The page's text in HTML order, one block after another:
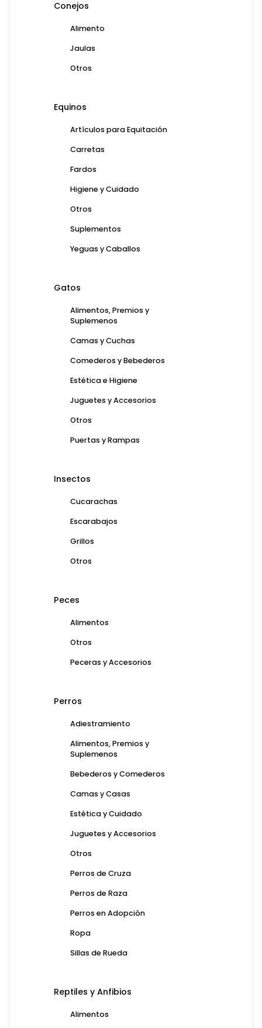
Conejos
Alimento
Jaulas
Otros
Equinos
Artículos para Equitación
Carretas
Fardos
Higiene y Cuidado
Otros
Suplementos
Yeguas y Caballos
Gatos
Alimentos, Premios y
Suplemenos
Camas y Cuchas
Comederos y Bebederos
Estética e Higiene
Juguetes y Accesorios
Otros
Puertas y Rampas
Insectos
Cucarachas
Escarabajos
Grillos
Otros
Peces
Alimentos
Otros
Peceras y Accesorios
Perros
Adiestramiento
Alimentos, Premios y
Suplemenos
Bebederos y Comederos
Camas y Casas
Estética y Cuidado
Juguetes y Accesorios
Otros
Perros de Cruza
Perros de Raza
Perros en Adopción
Ropa
Sillas de Rueda
Reptiles y Anfibios
Alimentos